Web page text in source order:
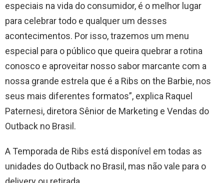
especiais na vida do consumidor, é o melhor lugar
para celebrar todo e qualquer um desses
acontecimentos. Por isso, trazemos um menu
especial para o público que queira quebrar a rotina
conosco e aproveitar nosso sabor marcante com a
nossa grande estrela que é a Ribs on the Barbie, nos
seus mais diferentes formatos”, explica Raquel
Paternesi, diretora Sênior de Marketing e Vendas do
Outback no Brasil.
A Temporada de Ribs está disponível em todas as
unidades do Outback no Brasil, mas não vale para o